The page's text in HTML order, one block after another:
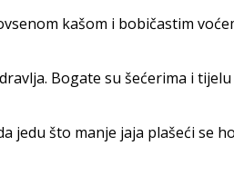
kašom i bobičastim
Bogate su šećerima i
jedu što manje jaja plašeći se